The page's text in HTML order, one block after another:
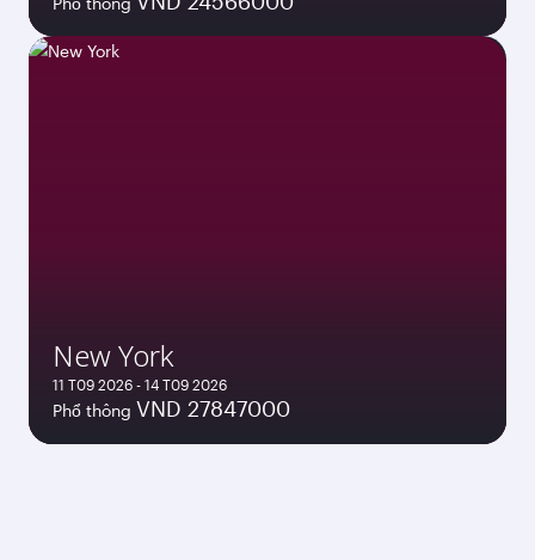
New York
11 T09 2026 - 14 T09 2026
Phổ thông VND 27847000